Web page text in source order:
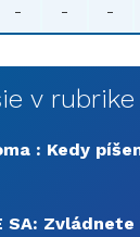
- - -
v rubrike
: Kedy
SA: